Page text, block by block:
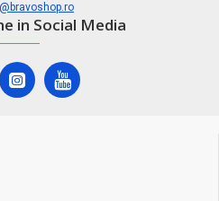
in Social Media